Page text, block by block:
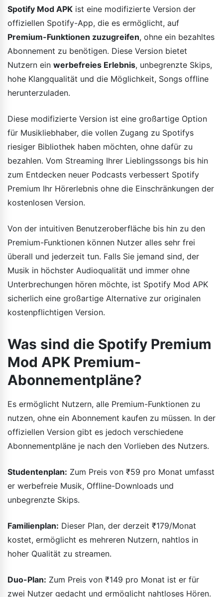
Spotify Mod APK ist eine modifizierte Version der
offiziellen Spotify-App, die es ermöglicht, auf
Premium-Funktionen zuzugreifen, ohne ein bezahltes
Abonnement zu benötigen. Diese Version bietet
Nutzern ein werbefreies Erlebnis, unbegrenzte Skips,
hohe Klangqualität und die Möglichkeit, Songs offline
herunterzuladen.
Diese modifizierte Version ist eine großartige Option
für Musikliebhaber, die vollen Zugang zu Spotifys
riesiger Bibliothek haben möchten, ohne dafür zu
bezahlen. Vom Streaming Ihrer Lieblingssongs bis hin
zum Entdecken neuer Podcasts verbessert Spotify
Premium Ihr Hörerlebnis ohne die Einschränkungen der
kostenlosen Version.
Von der intuitiven Benutzeroberfläche bis hin zu den
Premium-Funktionen können Nutzer alles sehr frei
überall und jederzeit tun. Falls Sie jemand sind, der
Musik in höchster Audioqualität und immer ohne
Unterbrechungen hören möchte, ist Spotify Mod APK
sicherlich eine großartige Alternative zur originalen
kostenpflichtigen Version.
Was sind die Spotify Premium
Mod APK Premium-
Abonnementpläne?
Es ermöglicht Nutzern, alle Premium-Funktionen zu
nutzen, ohne ein Abonnement kaufen zu müssen. In der
offiziellen Version gibt es jedoch verschiedene
Abonnementpläne je nach den Vorlieben des Nutzers.
Studentenplan: Zum Preis von ₹59 pro Monat umfasst
er werbefreie Musik, Offline-Downloads und
unbegrenzte Skips.
Familienplan: Dieser Plan, der derzeit ₹179/Monat
kostet, ermöglicht es mehreren Nutzern, nahtlos in
hoher Qualität zu streamen.
Duo-Plan: Zum Preis von ₹149 pro Monat ist er für
zwei Nutzer gedacht und ermöglicht nahtloses Hören.